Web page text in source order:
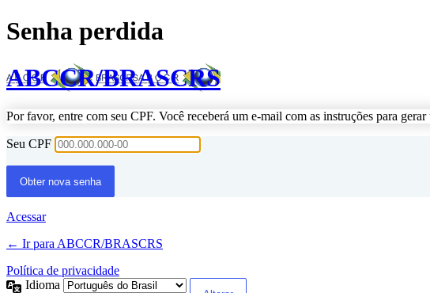
Senha perdida
ABCCR/BRASCRS
Por favor, entre com seu CPF. Você receberá um e-mail com as instruções para gerar
Seu CPF
Acessar
← Ir para ABCCR/BRASCRS
Política de privacidade
Idioma